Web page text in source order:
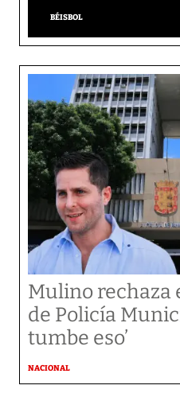
BÉISBOL
Mulino rechaza
de Policía
tumbe eso’
NACIONAL